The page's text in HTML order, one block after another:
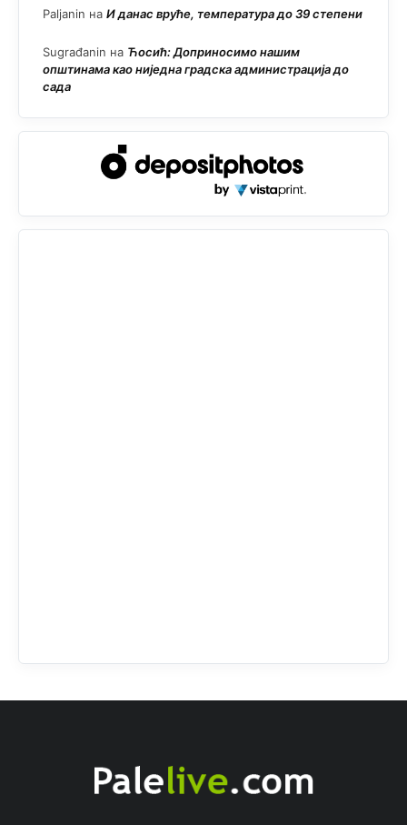
Paljanin на И данас вруће, температура до 39 степени
Sugrađanin на Ћосић: Доприносимо нашим
општинама као ниједна градска администрација до
сада